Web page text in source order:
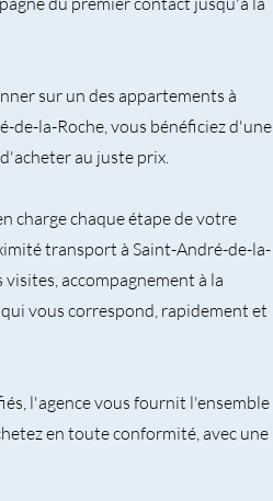
sur un des appartements à
de-la-Roche, vous bénéficiez d'une
au juste prix.
charge chaque étape de votre
transport à Saint-André-de-la-
accompagnement à la
vous correspond, rapidement et
l'agence vous fournit l'ensemble
en toute conformité, avec une